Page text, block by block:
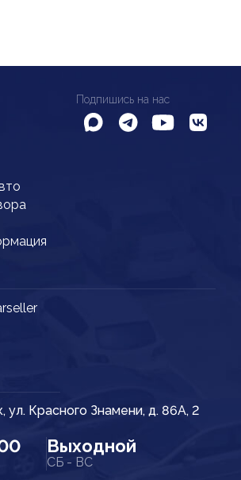
Подпишись на нас
ул. Красного Знамени, д. 86А, 2
Выходной
СБ - ВС